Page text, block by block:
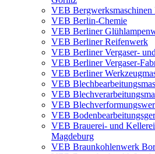
VEB Bergwerksmaschinen
VEB Berlin-Chemie
VEB Berliner
VEB Berliner Reifenwerk
VEB Berliner Vergaser-
VEB Berliner Vergaser-
VEB Berliner
VEB
VEB
VEB
VEB
VEB Brauerei- und
Magdeburg
VEB Braunkohlenwerk